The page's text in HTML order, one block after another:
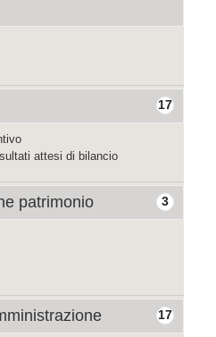
17
attesi di bilancio
3
patrimonio
17